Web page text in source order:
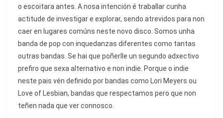
o escoitara antes. A nosa intención é traballar cunha
actitude de investigar e explorar, sendo atrevidos para non
caer en lugares comúns neste novo disco. Somos unha
banda de pop con inquedanzas diferentes como tantas
outras bandas. Se hai que poñerlle un segundo adxectivo
prefiro que sexa alternativo e non indie. Porque o indie
neste pais vén definido por bandas como Lori Meyers ou
Love of Lesbian, bandas que respectamos pero que non
teñen nada que ver connosco.